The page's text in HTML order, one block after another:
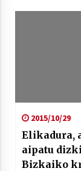
2015/10/29
Elikadura,
aipatu
Bizkaiko